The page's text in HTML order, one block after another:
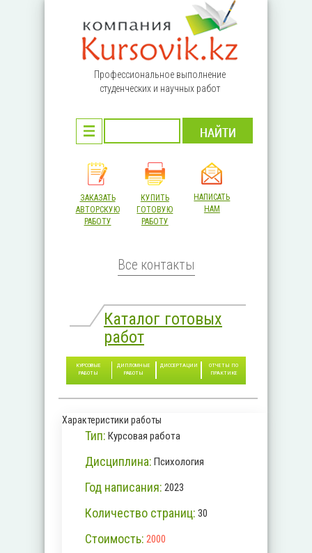
Профессиональное выполнение
студенческих и научных работ
ЗАКАЗАТЬ
АВТОРСКУЮ
РАБОТУ
КУПИТЬ
ГОТОВУЮ
РАБОТУ
НАПИСАТЬ
НАМ
Все контакты
Каталог готовых
работ
КУРСОВЫЕ
РАБОТЫ
ДИПЛОМНЫЕ
РАБОТЫ
ДИССЕРТАЦИИ
ОТЧЕТЫ ПО
ПРАКТИКЕ
Характеристики работы
Тип: Курсовая работа
Дисциплина: Психология
Год написания: 2023
Количество страниц: 30
Стоимость: 2000